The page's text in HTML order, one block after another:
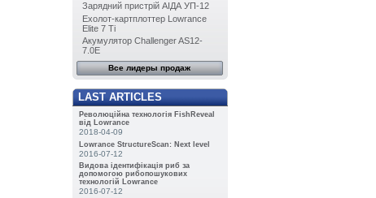
Зарядний пристрій АІДА УП-12
Ехолот-картплоттер Lowrance
Elite 7 Ti
Акумулятор Challenger AS12-
7.0E
Все лидеры продаж
LAST ARTICLES
Революційна технологія FishReveal
від Lowrance
2018-04-09
Lowrance StructureScan: Next level
2016-07-12
Видова ідентифікація риб за
допомогою рибопошукових
технологій Lowrance
2016-07-12